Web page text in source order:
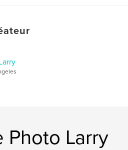
Photo Larry